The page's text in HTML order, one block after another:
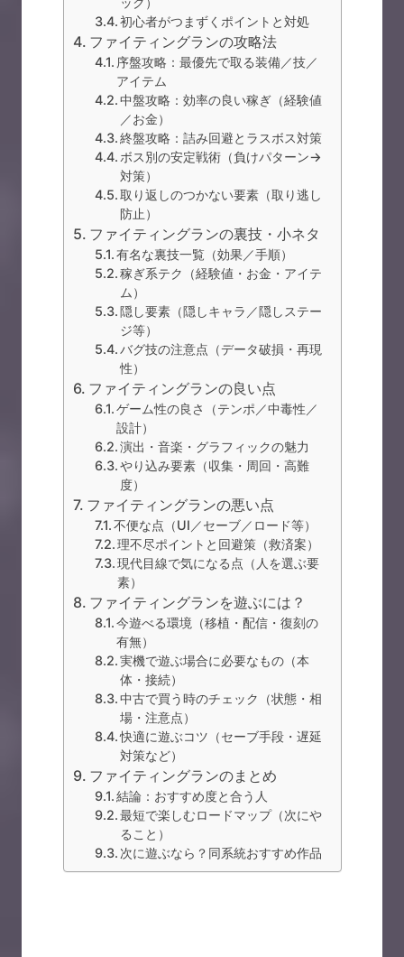
初心者がつまずくポイントと対処
ファイティングランの攻略法
序盤攻略：最優先で取る装備／技／
アイテム
中盤攻略：効率の良い稼ぎ（経験値
／お金）
終盤攻略：詰み回避とラスボス対策
ボス別の安定戦術（負けパターン→
対策）
取り返しのつかない要素（取り逃し
防止）
ファイティングランの裏技・小ネタ
有名な裏技一覧（効果／手順）
稼ぎ系テク（経験値・お金・アイテ
ム）
隠し要素（隠しキャラ／隠しステー
ジ等）
バグ技の注意点（データ破損・再現
性）
ファイティングランの良い点
ゲーム性の良さ（テンポ／中毒性／
設計）
演出・音楽・グラフィックの魅力
やり込み要素（収集・周回・高難
度）
ファイティングランの悪い点
不便な点（UI／セーブ／ロード等）
理不尽ポイントと回避策（救済案）
現代目線で気になる点（人を選ぶ要
素）
ファイティングランを遊ぶには？
今遊べる環境（移植・配信・復刻の
有無）
実機で遊ぶ場合に必要なもの（本
体・接続）
中古で買う時のチェック（状態・相
場・注意点）
快適に遊ぶコツ（セーブ手段・遅延
対策など）
ファイティングランのまとめ
結論：おすすめ度と合う人
最短で楽しむロードマップ（次にや
ること）
次に遊ぶなら？同系統おすすめ作品